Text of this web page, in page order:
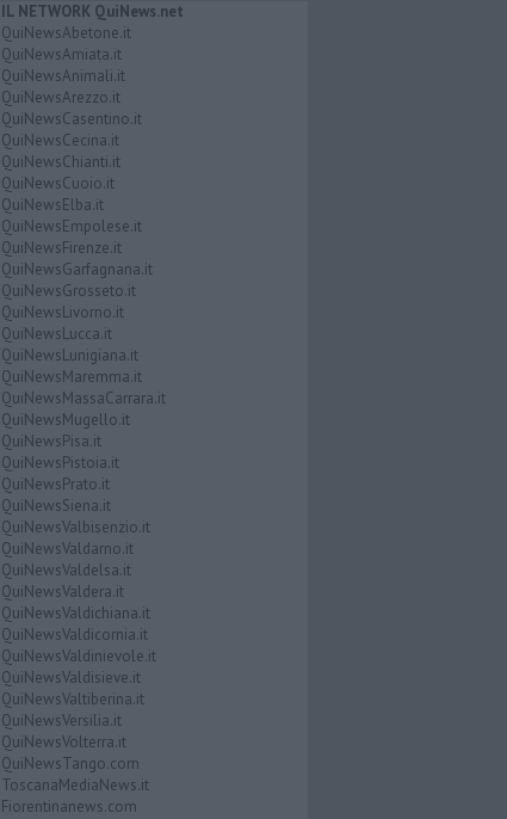
IL NETWORK QuiNews.net
QuiNewsAbetone.it
QuiNewsAmiata.it
QuiNewsAnimali.it
QuiNewsArezzo.it
QuiNewsCasentino.it
QuiNewsCecina.it
QuiNewsChianti.it
QuiNewsCuoio.it
QuiNewsElba.it
QuiNewsEmpolese.it
QuiNewsFirenze.it
QuiNewsGarfagnana.it
QuiNewsGrosseto.it
QuiNewsLivorno.it
QuiNewsLucca.it
QuiNewsLunigiana.it
QuiNewsMaremma.it
QuiNewsMassaCarrara.it
QuiNewsMugello.it
QuiNewsPisa.it
QuiNewsPistoia.it
QuiNewsPrato.it
QuiNewsSiena.it
QuiNewsValbisenzio.it
QuiNewsValdarno.it
QuiNewsValdelsa.it
QuiNewsValdera.it
QuiNewsValdichiana.it
QuiNewsValdicornia.it
QuiNewsValdinievole.it
QuiNewsValdisieve.it
QuiNewsValtiberina.it
QuiNewsVersilia.it
QuiNewsVolterra.it
QuiNewsTango.com
ToscanaMediaNews.it
Fiorentinanews.com